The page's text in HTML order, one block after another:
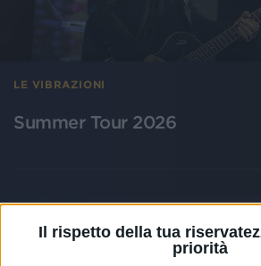
Il rispetto della tua
priorità
LE VIBRAZIONI
Summer Tour 2026